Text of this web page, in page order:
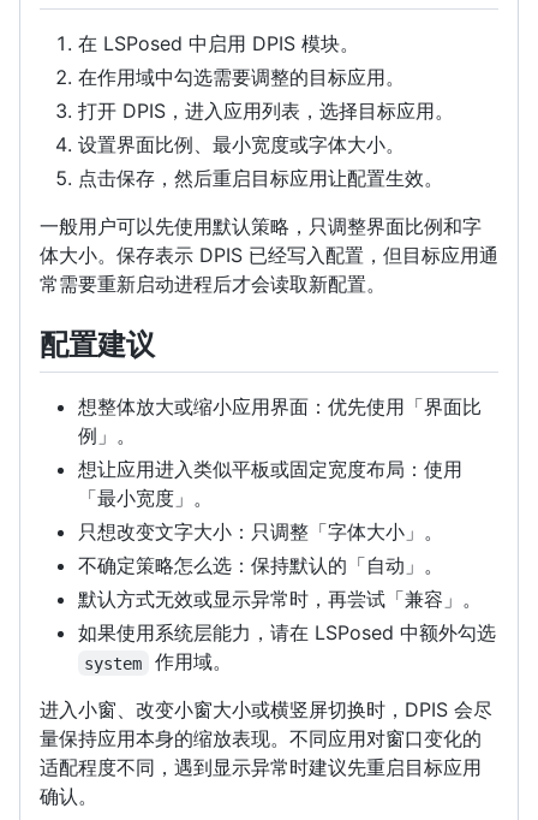
在 LSPosed 中启用 DPIS 模块。
在作用域中勾选需要调整的目标应用。
打开 DPIS，进入应用列表，选择目标应用。
设置界面比例、最小宽度或字体大小。
点击保存，然后重启目标应用让配置生效。
一般用户可以先使用默认策略，只调整界面比例和字
体大小。保存表示 DPIS 已经写入配置，但目标应用通
常需要重新启动进程后才会读取新配置。
配置建议
想整体放大或缩小应用界面：优先使用「界面比
例」。
想让应用进入类似平板或固定宽度布局：使用
「最小宽度」。
只想改变文字大小：只调整「字体大小」。
不确定策略怎么选：保持默认的「自动」。
默认方式无效或显示异常时，再尝试「兼容」。
如果使用系统层能力，请在 LSPosed 中额外勾选
system
作用域。
进入小窗、改变小窗大小或横竖屏切换时，DPIS 会尽
量保持应用本身的缩放表现。不同应用对窗口变化的
适配程度不同，遇到显示异常时建议先重启目标应用
确认。